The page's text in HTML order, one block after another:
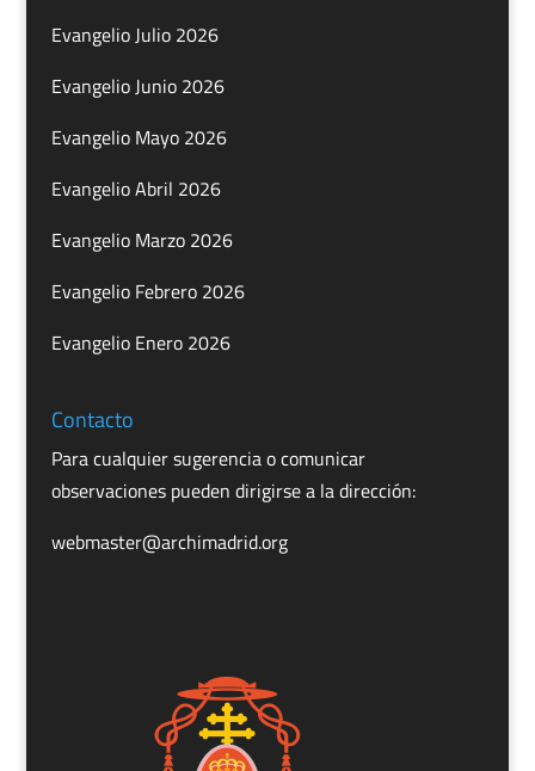
Evangelio Julio 2026
Evangelio Junio 2026
Evangelio Mayo 2026
Evangelio Abril 2026
Evangelio Marzo 2026
Evangelio Febrero 2026
Evangelio Enero 2026
Contacto
Para cualquier sugerencia o comunicar
observaciones pueden dirigirse a la dirección:
webmaster@archimadrid.org